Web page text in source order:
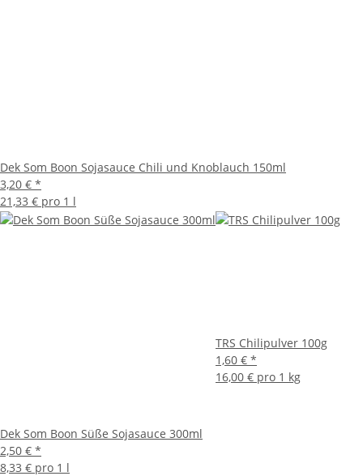
Dek Som Boon Sojasauce Chili und Knoblauch 150ml
3,20 € *
21,33 € pro 1 l
Dek Som Boon Süße Sojasauce 300ml
2,50 € *
8,33 € pro 1 l
TRS Chilipulver 100g
1,60 € *
16,00 € pro 1 kg